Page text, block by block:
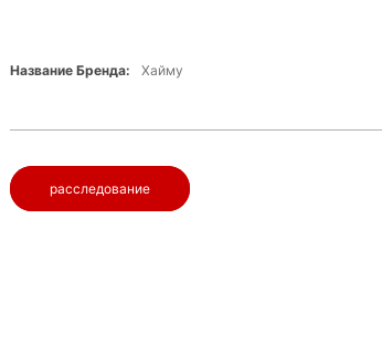
Название Бренда: Хайму
расследование